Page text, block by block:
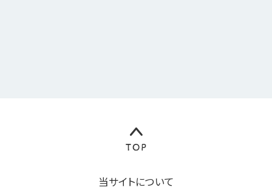
当サイトについて